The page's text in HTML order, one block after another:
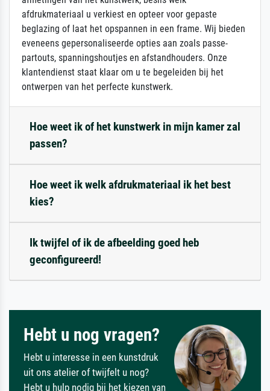
afdrukmateriaal u verkiest en opteer voor gepaste
beglazing of laat het opspannen in een frame. Wij bieden
eveneens gepersonaliseerde opties aan zoals passe-
partouts, spanningshoutjes en afstandhouders. Onze
klantendienst staat klaar om u te begeleiden bij het
ontwerpen van het perfecte kunstwerk.
Hoe weet ik of het kunstwerk in mijn kamer zal
passen?
Hoe weet ik welk afdrukmateriaal ik het best
kies?
Ik twijfel of ik de afbeelding goed heb
geconfigureerd!
Hebt u nog vragen?
Hebt u interesse in een kunstdruk
uit ons atelier of twijfelt u nog?
Hebt u hulp nodig bij het kiezen van